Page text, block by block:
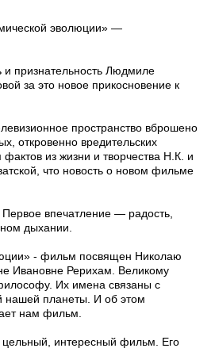
эволюции» —
и признательность Людмиле
за это новое прикосновение к
пространство вброшено
откровенно вредительских
из жизни и творчества Н.К. и
что новость о новом фильме
впечатление — радость,
дыхании.
- фильм посвящен Николаю
Ивановне Рерихам. Великому
Их имена связаны с
нашей планеты. И об этом
нам фильм.
цельный, интересный фильм. Его